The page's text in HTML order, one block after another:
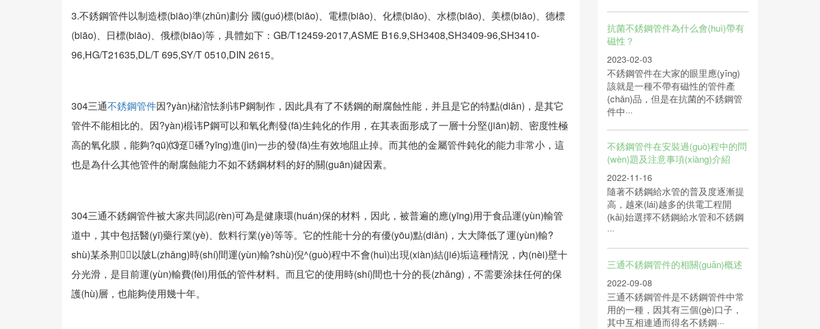
3.不銹鋼管件以制造標(biāo)準(zhǔn)劃分 國(guó)標(biāo)、電標(biāo)、化標(biāo)、水標(biāo)、美標(biāo)、德標
(biāo)、日標(biāo)、俄標(biāo)等，具體如下：GB/T12459-2017,ASME B16.9,SH3408,SH3409-96,SH3410-
96,HG/T21635,DL/T 695,SY/T 0510,DIN 2615。
304三通不銹鋼管件因?yàn)槠涫怯刹讳P鋼制作，因此具有了不銹鋼的耐腐蝕性能，并且是它的特點(diǎn)，是其它
管件不能相比的。因?yàn)椴讳P鋼可以和氧化劑發(fā)生鈍化的作用，在其表面形成了一層十分堅(jiān)韌、密度性極
高的氧化膜，能夠?qū)⒀趸磻?yīng)進(jìn)一步的發(fā)生有效地阻止掉。而其他的金屬管件鈍化的能力非常小，這
也是為什么其他管件的耐腐蝕能力不如不銹鋼材料的好的關(guān)鍵因素。
304三通不銹鋼管件被大家共同認(rèn)可為是健康環(huán)保的材料，因此，被普遍的應(yīng)用于食品運(yùn)輸管
道中，其中包括醫(yī)藥行業(yè)、飲料行業(yè)等等。它的性能十分的有優(yōu)點(diǎn)，大大降低了運(yùn)輸?
shù)某杀荆以陂L(zhǎng)時(shí)間運(yùn)輸?shù)倪^(guò)程中不會(huì)出現(xiàn)結(jié)垢這種情況，內(nèi)壁十
分光滑，是目前運(yùn)輸費(fèi)用低的管件材料。而且它的使用時(shí)間也十分的長(zhǎng)，不需要涂抹任何的保
護(hù)層，也能夠使用幾十年。
抗菌不銹鋼管件為什么會(huì)帶有
磁性？
2023-02-03
不銹鋼管件在大家的眼里應(yīng)
該就是一種不帶有磁性的管件產
(chǎn)品，但是在抗菌的不銹鋼管
件中···
不銹鋼管件在安裝過(guò)程中的問
(wèn)題及注意事項(xiàng)介紹
2022-11-16
隨著不銹鋼給水管的普及度逐漸提
高，越來(lái)越多的供電工程開
(kāi)始選擇不銹鋼給水管和不銹鋼
···
三通不銹鋼管件的相關(guān)概述
2022-09-08
三通不銹鋼管件是不銹鋼管件中常
用的一種，因其有三個(gè)口子，
其中互相連通而得名不銹鋼···